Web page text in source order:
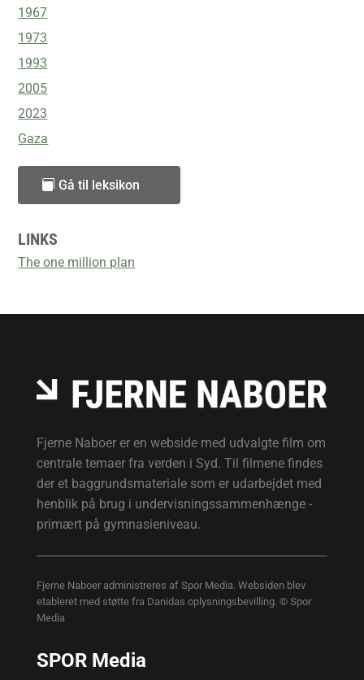
1967
1973
1993
2005
2023
Gaza
Gå til leksikon
LINKS
The one million plan
Fjerne Naboer er en webside med udvalgte film om
centrale temaer fra verden i Syd. Til filmene findes
der et baggrundsmateriale som er udarbejdet med
henblik på brug i undervisningssammenhænge -
primært på gymnasieniveau.
Fjerne Naboer administreres af Spor Media. Websiden blev
etableret med støtte fra Danidas oplysningsbevilling. © Spor
Media
SPOR Media